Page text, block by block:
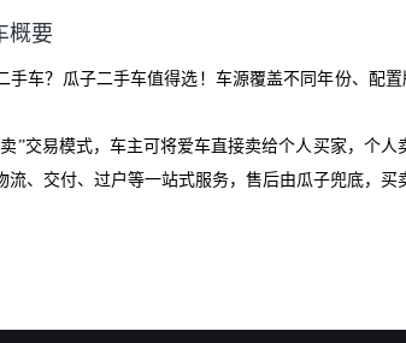
平台手里。”
概要
手车？瓜子二手车值得选！车源覆盖不同年份、配
”交易模式，车主可将爱车直接卖给个人买家，个
流、交付、过户等一站式服务，售后由瓜子兜底，买